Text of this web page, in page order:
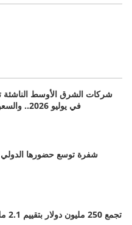
في يوليو 2026.. والسعودية تعود إلى الصدارة
شفرة توسع حضورها الدولي